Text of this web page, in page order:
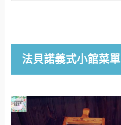
法貝諾義式小館菜單